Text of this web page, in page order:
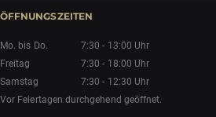
ÖFFNUNGSZEITEN
Mo. bis Do. 7:30 - 13:00 Uhr
Freitag
7:30 - 18:00 Uhr
Samstag
7:30 - 12:30 Uhr
Vor Feiertagen durchgehend geöffnet.